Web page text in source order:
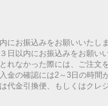
にお振込みをお願いいたし
日以内にお振込みをお願い
れなかった際には、ご注文
金の確認には2～3日の時間
代金引換便、もしくはクレ